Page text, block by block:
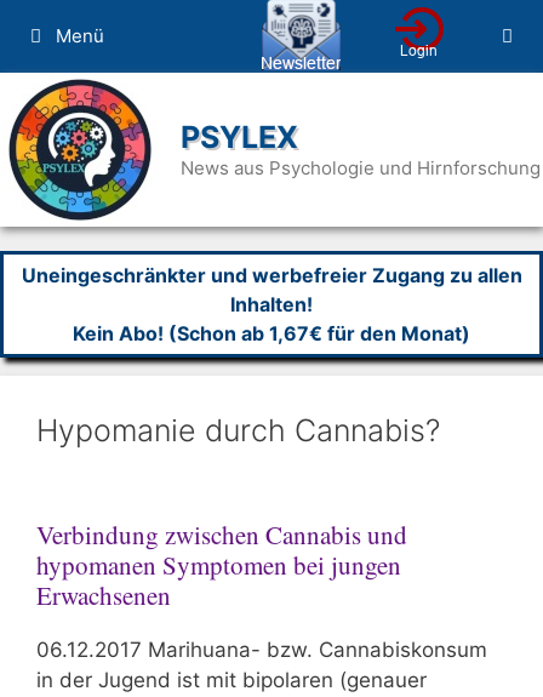
Inhalt
springen
Menü
PSYLEX
News aus Psychologie und Hirnforschung
Uneingeschränkter und werbefreier Zugang zu allen
Inhalten!
Kein Abo! (Schon ab 1,67€ für den Monat)
Hypomanie durch Cannabis?
Verbindung zwischen Cannabis und
hypomanen Symptomen bei jungen
Erwachsenen
06.12.2017 Marihuana- bzw. Cannabiskonsum
in der Jugend ist mit bipolaren (genauer